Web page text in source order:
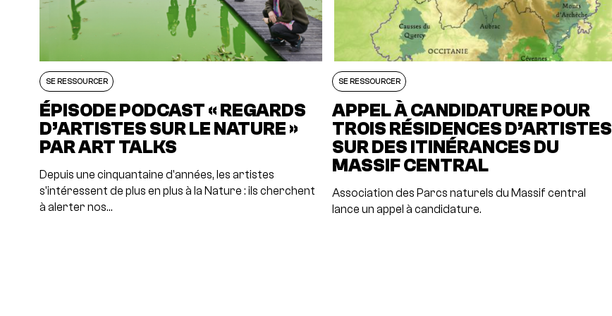
SE RESSOURCER
ÉPISODE PODCAST « REGARDS
D’ARTISTES SUR LE NATURE »
PAR ART TALKS
Depuis une cinquantaine d'années, les artistes
s'intéressent de plus en plus à la Nature : ils cherchent
à alerter nos…
SE RESSOURCER
APPEL À CANDIDATURE POUR
TROIS RÉSIDENCES D’ARTISTES
SUR DES ITINÉRANCES DU
MASSIF CENTRAL
Association des Parcs naturels du Massif central
lance un appel à candidature.